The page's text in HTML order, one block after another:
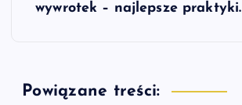
a
wywrotek – najlepsze praktyki.
Powiązane treści: